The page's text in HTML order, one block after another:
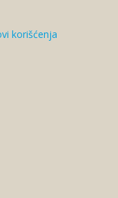
korišćenja